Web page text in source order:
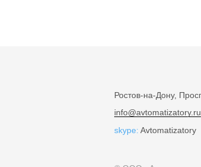
Ростов-на-Дону,
info@avtomatizatory.ru
skype: Avtomatizatory